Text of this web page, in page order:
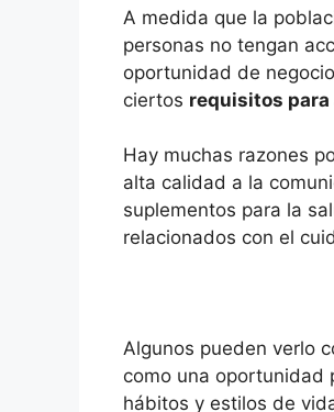
A medida que la
personas no tengan
oportunidad de
ciertos requisitos para
Hay muchas razones
alta calidad a la
suplementos para la
relacionados con el
Algunos pueden verlo
como una oportunidad
hábitos y estilos de